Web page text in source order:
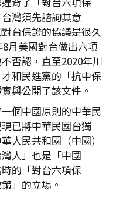
灣須先諮詢其意
台保證的協議是很久
月美國對台做出六項
否認，直至2020年川
和民進黨的「抗中保
與公開了該文件。
個中國原則的中華民
已將中華民國台獨
人民共和國（中國）
人」也是「中國
的「對台六項保
」的立場。